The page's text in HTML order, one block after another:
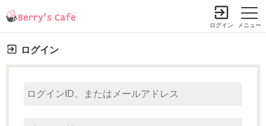
メニュー
ログイン
ログイン